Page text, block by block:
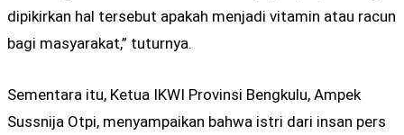
dipikirkan hal tersebut apakah menjadi vitamin atau racun
bagi masyarakat,” tuturnya.
Sementara itu, Ketua IKWI Provinsi Bengkulu, Ampek
Sussnija Otpi, menyampaikan bahwa istri dari insan pers